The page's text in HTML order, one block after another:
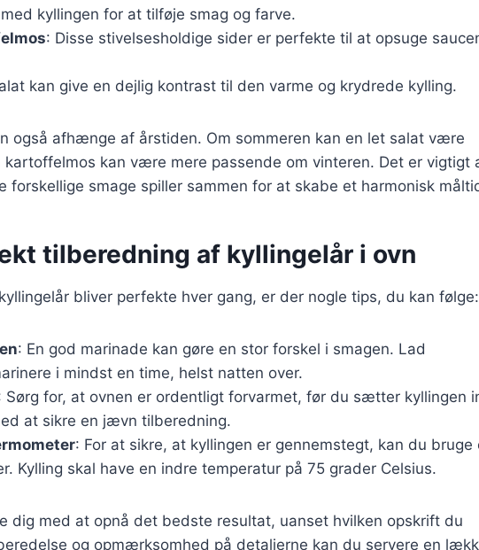
kyllingen for at tilføje smag og farve.
: Disse stivelsesholdige sider er perfekte til at opsuge
kan give en dejlig kontrast til den varme og krydrede kylling.
også afhænge af årstiden. Om sommeren kan en let salat være
kartoffelmos kan være mere passende om vinteren. Det er vigtigt
forskellige smage spiller sammen for at skabe et harmonisk
tilberedning af kyllingelår i ovn
bliver perfekte hver gang, er der nogle tips, du kan følge:
: En god marinade kan gøre en stor forskel i smagen. Lad
i mindst en time, helst natten over.
Sørg for, at ovnen er ordentligt forvarmet, før du sætter kyllingen
at sikre en jævn tilberedning.
: For at sikre, at kyllingen er gennemstegt, kan du bruge
Kylling skal have en indre temperatur på 75 grader Celsius.
dig med at opnå det bedste resultat, uanset hvilken opskrift du
og opmærksomhed på detaljerne kan du servere en